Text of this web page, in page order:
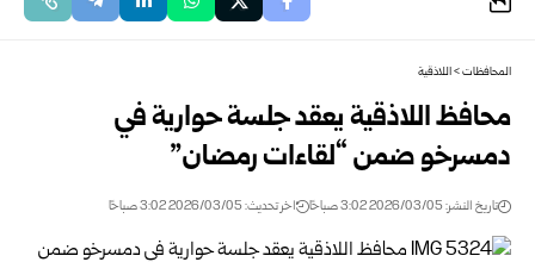
المحافظات>اللاذقية
محافظ اللاذقية يعقد جلسة حوارية في
دمسرخو ضمن “لقاءات رمضان”
تاريخ النشر: 2026/03/05 3:02 صباحًا اخر تحديث: 2026/03/05 3:02 صباحًا